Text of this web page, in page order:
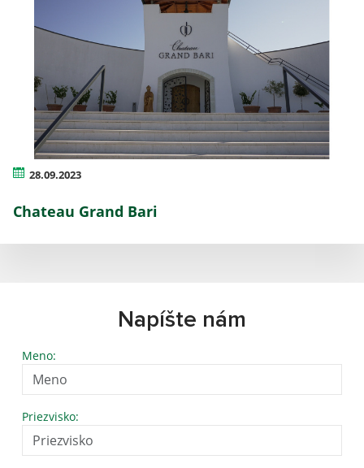
28.09.2023
Chateau Grand Bari
Napíšte nám
Meno:
Priezvisko: